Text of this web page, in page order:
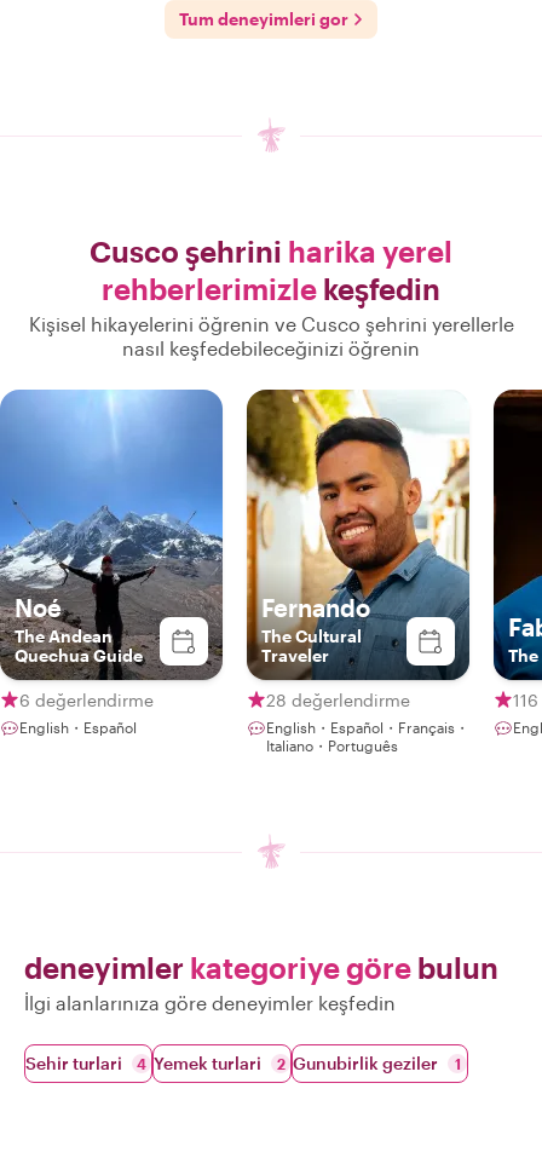
Tum deneyimleri gor
Cusco şehrini harika yerel
rehberlerimizle keşfedin
Kişisel hikayelerini öğrenin ve Cusco şehrini yerellerle
nasıl keşfedebileceğinizi öğrenin
Noé
The Andean
Quechua Guide
6 değerlendirme
English・Español
Fernando
The Cultural
Traveler
28 değerlendirme
English・Español・Français・
Italiano・Português
deneyimler kategoriye göre bulun
İlgi alanlarınıza göre deneyimler keşfedin
Sehir turlari 4 Yemek turlari 2 Gunubirlik geziler 1